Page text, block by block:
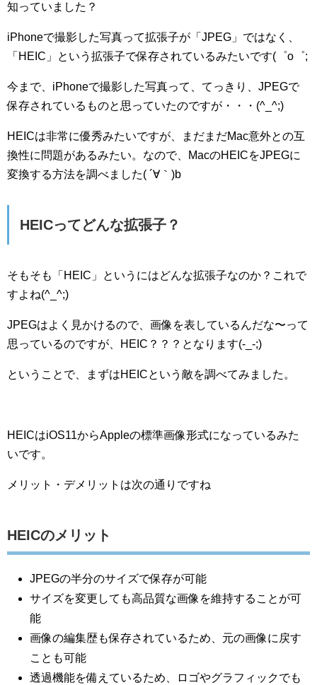
知っていました？
iPhoneで撮影した写真って拡張子が「JPEG」ではなく、
「HEIC」という拡張子で保存されているみたいです(゜o゜;
今まで、iPhoneで撮影した写真って、てっきり、JPEGで
保存されているものと思っていたのですが・・・(^_^;)
HEICは非常に優秀みたいですが、まだまだMac意外との互
換性に問題があるみたい。なので、MacのHEICをJPEGに
変換する方法を調べました( ´∀｀)b
HEICってどんな拡張子？
そもそも「HEIC」というにはどんな拡張子なのか？これで
すよね(^_^;)
JPEGはよく見かけるので、画像を表しているんだな〜って
思っているのですが、HEIC？？？となります(-_-;)
ということで、まずはHEICという敵を調べてみました。
HEICはiOS11からAppleの標準画像形式になっているみた
いです。
メリット・デメリットは次の通りですね
HEICのメリット
JPEGの半分のサイズで保存が可能
サイズを変更しても高品質な画像を維持することが可
能
画像の編集歴も保存されているため、元の画像に戻す
ことも可能
透過機能を備えているため、ロゴやグラフィックでも